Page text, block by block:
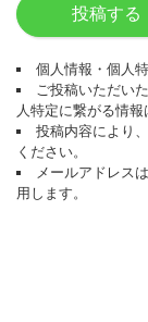
投稿する
個人情報・個人
ご投稿いただい
人特定に繋がる情報
投稿内容により
ください。
メールアドレス
用します。